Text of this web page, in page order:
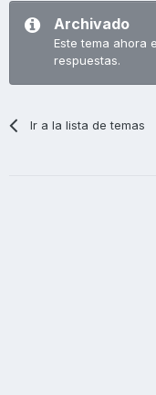
Archivado
Este tema ahora
respuestas.
Ir a la lista de temas